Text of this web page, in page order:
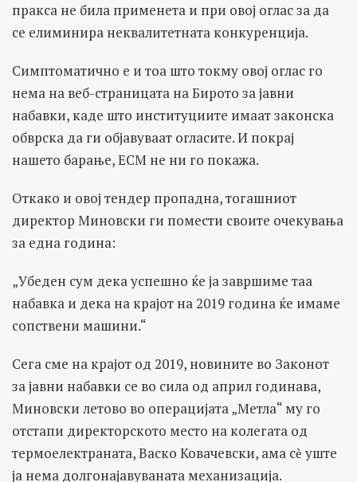
пракса не била применета и при овој оглас за да
се елиминира неквалитетната конкуренција.
Симптоматично е и тоа што токму овој оглас го
нема на веб-страницата на Бирото за јавни
набавки, каде што институциите имаат законска
обврска да ги објавуваат огласите. И покрај
нашето барање, ЕСМ не ни го покажа.
Откако и овој тендер пропадна, тогашниот
директор Миновски ги помести своите очекувања
за една година:
„Убеден сум дека успешно ќе ја завршиме таа
набавка и дека на крајот на 2019 година ќе имаме
сопствени машини.“
Сега сме на крајот од 2019, новините во Законот
за јавни набавки се во сила од април годинава,
Миновски летово во операцијата „Метла“ му го
отстапи директорското место на колегата од
термоелектраната, Васко Ковачевски, ама сѐ уште
ја нема долгонајавуваната механизација.